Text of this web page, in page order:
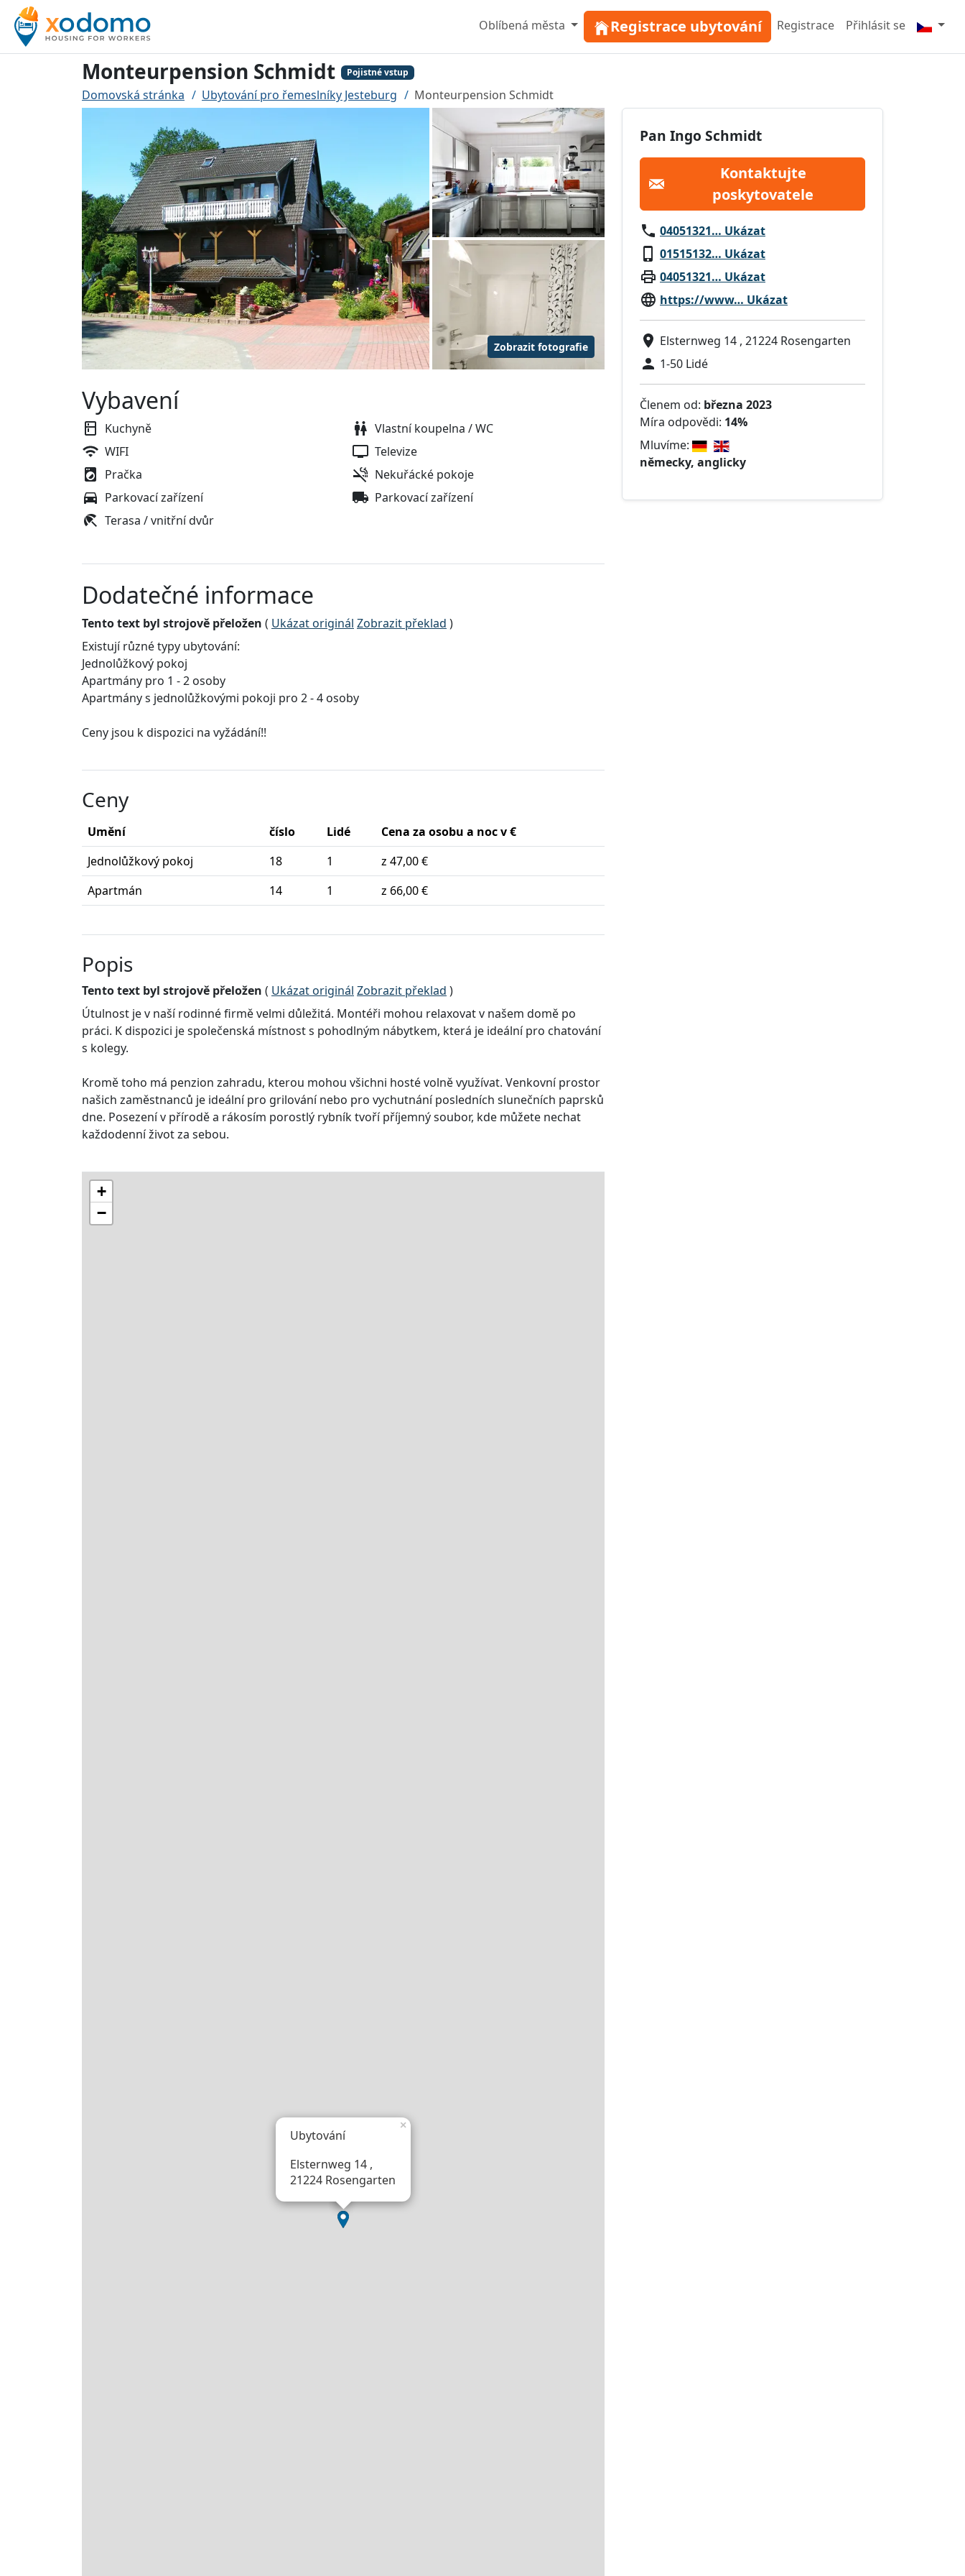
Oblíbená města Registrace ubytování Registrace Přihlásit se
Monteurpension Schmidt Pojistné vstup
Domovská stránka Ubytování pro řemeslníky Jesteburg Monteurpension Schmidt
Zobrazit fotografie
Pan Ingo Schmidt
Kontaktujte
poskytovatele
04051321… Ukázat
01515132… Ukázat
04051321… Ukázat
https://www… Ukázat
Elsternweg 14 , 21224 Rosengarten
1-50 Lidé
Členem od: března 2023
Míra odpovědi: 14%
Mluvíme:
německy, anglicky
Vybavení
Kuchyně
Vlastní koupelna / WC
WIFI
Televize
Pračka
Nekuřácké pokoje
Parkovací zařízení
Parkovací zařízení
Terasa / vnitřní dvůr
Dodatečné informace
Tento text byl strojově přeložen ( Ukázat originál Zobrazit překlad )
Existují různé typy ubytování:
Jednolůžkový pokoj
Apartmány pro 1 - 2 osoby
Apartmány s jednolůžkovými pokoji pro 2 - 4 osoby
Ceny jsou k dispozici na vyžádání!!
Ceny
Umění číslo Lidé
Cena za osobu a noc v €
Jednolůžkový pokoj
18 1
z 47,00 €
Apartmán
14 1 z 66,00 €
Popis
Tento text byl strojově přeložen ( Ukázat originál Zobrazit překlad )
Útulnost je v naší rodinné firmě velmi důležitá. Montéři mohou relaxovat v našem domě po
práci. K dispozici je společenská místnost s pohodlným nábytkem, která je ideální pro chatování
s kolegy.
Kromě toho má penzion zahradu, kterou mohou všichni hosté volně využívat. Venkovní prostor
našich zaměstnanců je ideální pro grilování nebo pro vychutnání posledních slunečních paprsků
dne. Posezení v přírodě a rákosím porostlý rybník tvoří příjemný soubor, kde můžete nechat
každodenní život za sebou.
Ubytování
Elsternweg 14 ,
21224 Rosengarten
×
+
−